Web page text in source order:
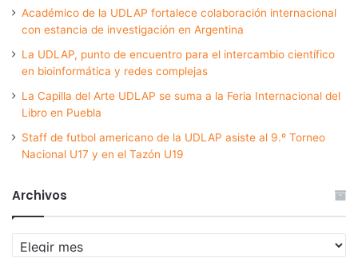
Académico de la UDLAP fortalece colaboración internacional
con estancia de investigación en Argentina
La UDLAP, punto de encuentro para el intercambio científico
en bioinformática y redes complejas
La Capilla del Arte UDLAP se suma a la Feria Internacional del
Libro en Puebla
Staff de futbol americano de la UDLAP asiste al 9.º Torneo
Nacional U17 y en el Tazón U19
Archivos
Archivos